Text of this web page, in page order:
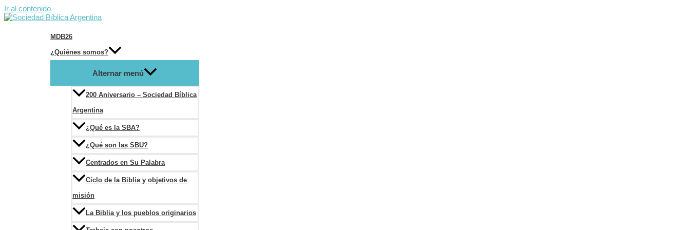
Ir al contenido
MDB26
¿Quiénes somos?
Alternar menú
200 Aniversario – Sociedad Bíblica
Argentina
¿Qué es la SBA?
¿Qué son las SBU?
Centrados en Su Palabra
Ciclo de la Biblia y objetivos de
misión
La Biblia y los pueblos originarios